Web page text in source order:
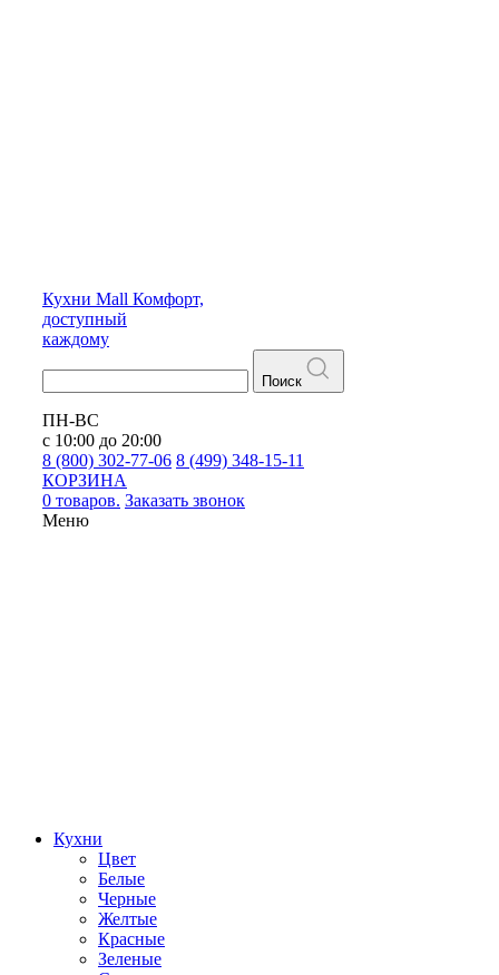
Кухни Mall Комфорт,
доступный
каждому
Поиск
ПН-ВС
с 10:00 до 20:00
8 (800) 302-77-06 8 (499) 348-15-11
КОРЗИНА
0 товаров. Заказать звонок
Меню
Кухни
Цвет
Белые
Черные
Желтые
Красные
Зеленые